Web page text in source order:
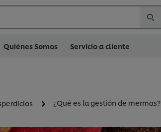
Quiénes Somos Servicio a cliente
¿Qué es la gestión de mermas?